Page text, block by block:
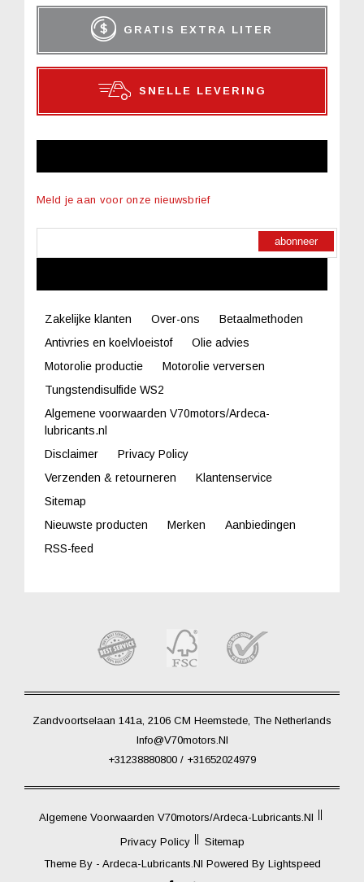
GRATIS EXTRA LITER
SNELLE LEVERING
Meld je aan voor onze nieuwsbrief
abonneer
Zakelijke klanten Over-ons
Betaalmethoden
Antivries en koelvloeistof
Olie advies
Motorolie productie
Motorolie verversen
Tungstendisulfide WS2
Algemene voorwaarden V70motors/Ardeca-
lubricants.nl
Disclaimer
Privacy Policy
Verzenden & retourneren
Klantenservice
Sitemap
Nieuwste producten
Merken
Aanbiedingen
RSS-feed
Zandvoortselaan 141a, 2106 CM Heemstede, The Netherlands
Info@V70motors.nl
+31238880800 / +31652024979
Algemene Voorwaarden V70motors/Ardeca-Lubricants.nl
Privacy Policy
Sitemap
Theme By - Ardeca-Lubricants.nl Powered By Lightspeed